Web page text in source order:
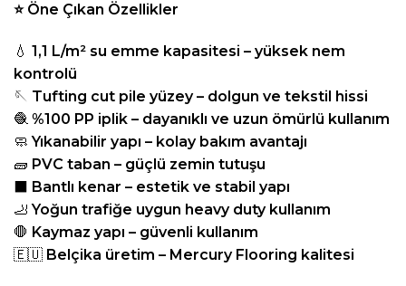
⭐Öne Çıkan Özellikler
💧 1,1 L/m² su emme kapasitesi – yüksek nem
kontrolü
🪡 Tufting cut pile yüzey – dolgun ve tekstil hissi
🧶 %100 PP iplik – dayanıklı ve uzun ömürlü kullanım
🧼Yıkanabilir yapı – kolay bakım avantajı
🧱 PVC taban – güçlü zemin tutuşu
Bantlı kenar – estetik ve stabil yapı
🦶Yoğun trafiğe uygun heavy duty kullanım
🛑 Kaymaz yapı – güvenli kullanım
🇪🇺 Belçika üretim – Mercury Flooring kalitesi